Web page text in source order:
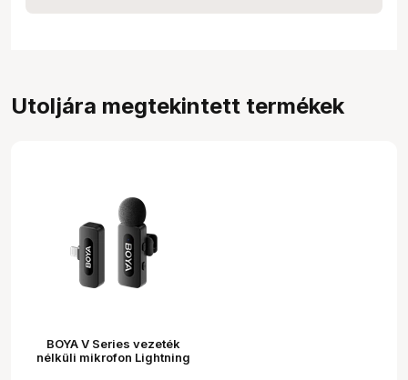
Utoljára megtekintett termékek
BOYA V Series vezeték
nélküli mikrofon Lightning